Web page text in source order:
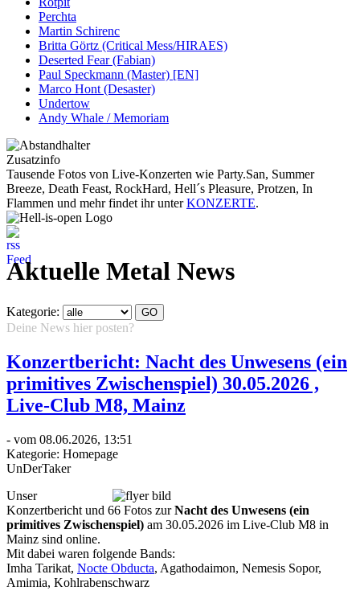
Perchta
Martin Schirenc
Britta Görtz (Critical Mess/HIRAES)
Deserted Fear (Fabian)
Paul Speckmann (Master) [EN]
Marco Hont (Desaster)
Undertow
Andy Whale / Memoriam
Zusatzinfo
Tausende Fotos von Live-Konzerten wie Party.San, Summer
Breeze, Death Feast, RockHard, Hell´s Pleasure, Protzen, In
Flammen und mehr findet ihr unterKONZERTE.
Aktuelle Metal News
Kategorie:
Deine News hier posten?
Konzertbericht: Nacht des Unwesens (ein
primitives Zwischenspiel) 30.05.2026 ,
Live-Club M8, Mainz
- vom 08.06.2026, 13:51
Kategorie: Homepage
UnDerTaker
Unser
Konzertbericht und 66 Fotos zurNacht des Unwesens (ein
primitives Zwischenspiel) am 30.05.2026 im Live-Club M8 in
Mainz sind online.
Mit dabei waren folgende Bands:
Imha Tarikat, Nocte Obducta, Agathodaimon, Nemesis Sopor,
Amimia, Kohlrabenschwarz